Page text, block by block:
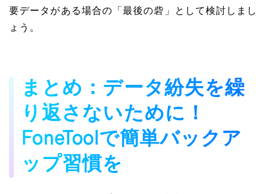
要データがある場合の「最後の砦」として検討しまし
ょう。
まとめ：データ紛失を繰
り返さないために！
FoneToolで簡単バックア
ップ習慣を